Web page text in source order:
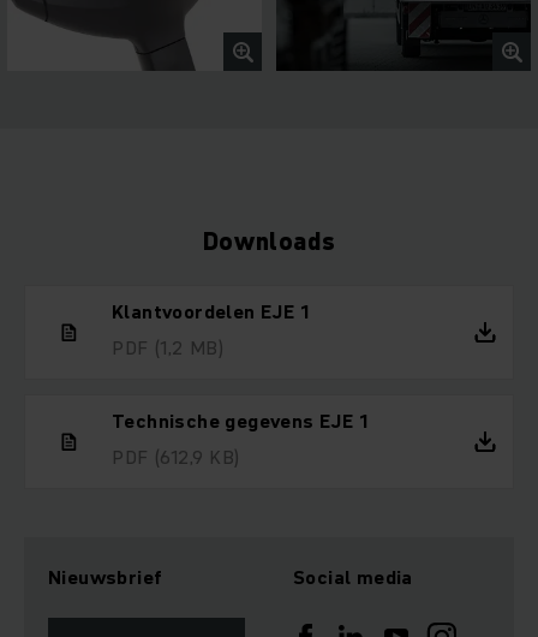
Downloads
Klantvoordelen EJE 1
PDF (1,2 MB)
Technische gegevens EJE 1
PDF (612,9 KB)
Nieuwsbrief Social media